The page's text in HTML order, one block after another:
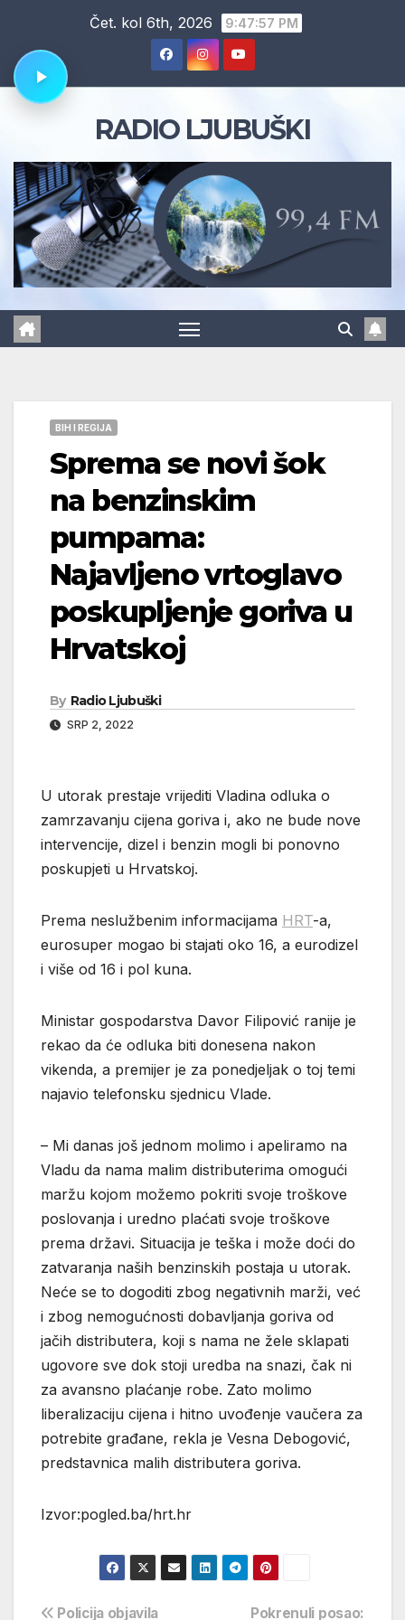
content
Čet. kol 6th, 2026 9:47:58 PM
RADIO LJUBUŠKI
BIH I REGIJA
Sprema se novi šok
na benzinskim
pumpama:
Najavljeno vrtoglavo
poskupljenje goriva u
Hrvatskoj
By Radio Ljubuški
SRP 2, 2022
U utorak prestaje vrijediti Vladina odluka o
zamrzavanju cijena goriva i, ako ne bude nove
intervencije, dizel i benzin mogli bi ponovno
poskupjeti u Hrvatskoj.
Prema neslužbenim informacijama HRT-a,
eurosuper mogao bi stajati oko 16, a eurodizel
i više od 16 i pol kuna.
Ministar gospodarstva Davor Filipović ranije je
rekao da će odluka biti donesena nakon
vikenda, a premijer je za ponedjeljak o toj temi
najavio telefonsku sjednicu Vlade.
– Mi danas još jednom molimo i apeliramo na
Vladu da nama malim distributerima omogući
maržu kojom možemo pokriti svoje troškove
poslovanja i uredno plaćati svoje troškove
prema državi. Situacija je teška i može doći do
zatvaranja naših benzinskih postaja u utorak.
Neće se to dogoditi zbog negativnih marži, već
i zbog nemogućnosti dobavljanja goriva od
jačih distributera, koji s nama ne žele sklapati
ugovore sve dok stoji uredba na snazi, čak ni
za avansno plaćanje robe. Zato molimo
liberalizaciju cijena i hitno uvođenje vaučera za
potrebite građane, rekla je Vesna Debogović,
predstavnica malih distributera goriva.
Izvor:pogled.ba/hrt.hr
Pokrenuli posao:
Policija objavila